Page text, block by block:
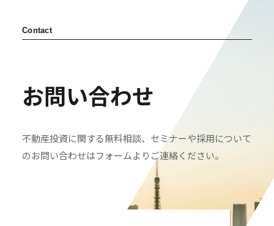
Contact
お問い合わせ
不動産投資に関する無料相談、セミナーや採用について
のお問い合わせはフォームよりご連絡ください。